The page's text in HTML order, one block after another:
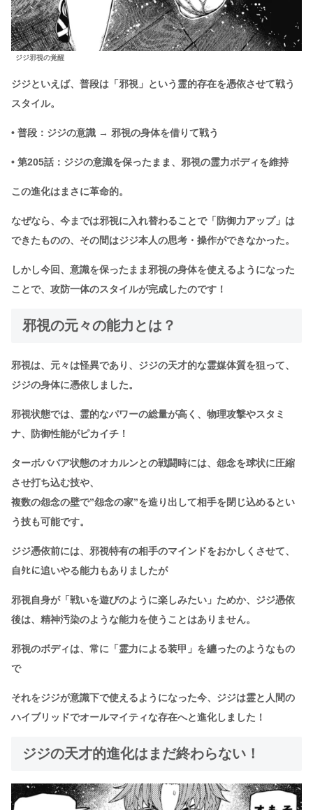
ジジ邪視の覚醒
ジジといえば、普段は「邪視」という霊的存在を憑依させて戦う
スタイル。
• 普段：ジジの意識 → 邪視の身体を借りて戦う
• 第205話：ジジの意識を保ったまま、邪視の霊力ボディを維持
この進化はまさに革命的。
なぜなら、今までは邪視に入れ替わることで「防御力アップ」は
できたものの、その間はジジ本人の思考・操作ができなかった。
しかし今回、意識を保ったまま邪視の身体を使えるようになった
ことで、攻防一体のスタイルが完成したのです！
邪視の元々の能力とは？
邪視は、元々は怪異であり、ジジの天才的な霊媒体質を狙って、
ジジの身体に憑依しました。
邪視状態では、霊的なパワーの総量が高く、物理攻撃やスタミ
ナ、防御性能がピカイチ！
ターボババア状態のオカルンとの戦闘時には、怨念を球状に圧縮
させ打ち込む技や、
複数の怨念の壁で”怨念の家”を造り出して相手を閉じ込めるとい
う技も可能です。
ジジ憑依前には、邪視特有の相手のマインドをおかしくさせて、
自ﾀﾋに追いやる能力もありましたが
邪視自身が「戦いを遊びのように楽しみたい」ためか、ジジ憑依
後は、精神汚染のような能力を使うことはありません。
邪視のボディは、常に「霊力による装甲」を纏ったのようなもの
で
それをジジが意識下で使えるようになった今、ジジは霊と人間の
ハイブリッドでオールマイティな存在へと進化しました！
ジジの天才的進化はまだ終わらない！